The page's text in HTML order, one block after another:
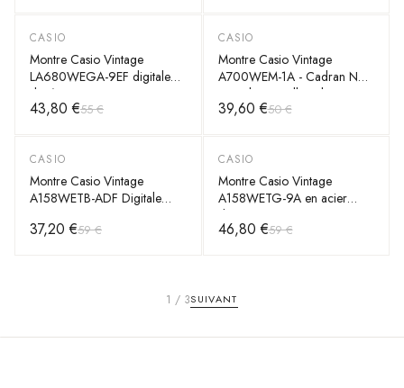
-20%
CASIO
Montre Casio Vintage
LA680WEGA-9EF digitale
dorée unisexe
43,80 €55 €
-20%
CASIO
Montre Casio Vintage
A700WEM-1A - Cadran Noir
Digital sur maille milanaise
Argent - Unisexe
39,60 €50 €
-37%
CASIO
Montre Casio Vintage
A158WETB-ADF Digitale
37,20 €59 €
-20%
CASIO
Montre Casio Vintage
A158WETG-9A en acier
doré, numérique, unisexe
46,80 €59 €
1 / 3SUIVANT